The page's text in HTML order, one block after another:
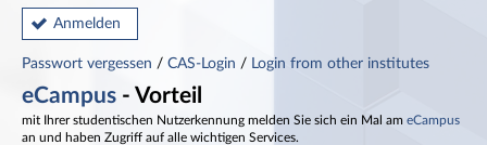
Anmelden
Passwort vergessen / CAS-Login / Login from other institutes
eCampus - Vorteil
mit Ihrer studentischen Nutzerkennung melden Sie sich ein Mal am eCampus
an und haben Zugriff auf alle wichtigen Services.